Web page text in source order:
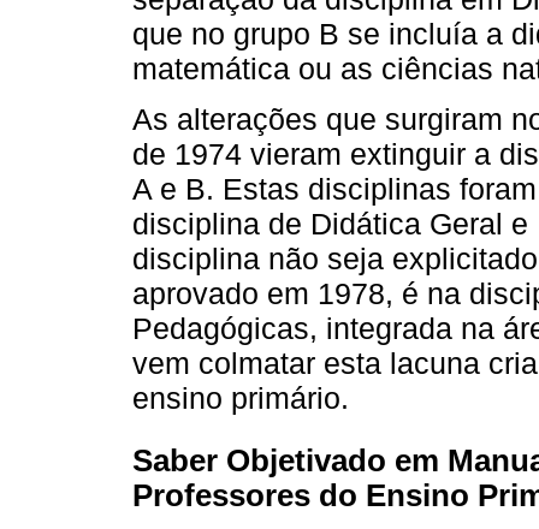
que no grupo B se incluía a
matemática ou as ciências
As alterações que surgiram
de 1974 vieram extinguir a
A e B. Estas disciplinas
disciplina de Didática Geral
disciplina não seja
aprovado em 1978, é na
Pedagógicas, integrada na
vem colmatar esta lacuna
ensino primário.
Saber Objetivado em
Professores do Ensino